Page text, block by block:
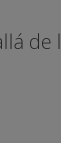
de